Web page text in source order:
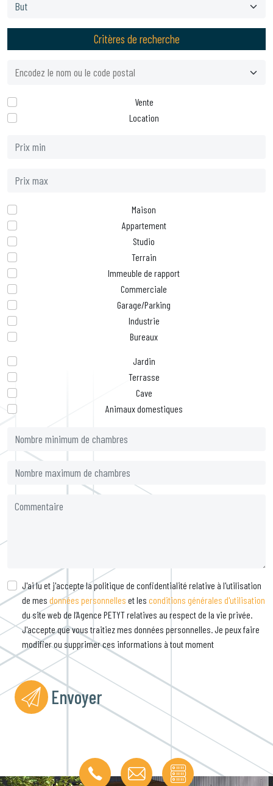
Critères de recherche
Vente
Location
Maison
Appartement
Studio
Terrain
Immeuble de rapport
Commerciale
Garage/Parking
Industrie
Bureaux
Jardin
Terrasse
Cave
Animaux domestiques
J'ai lu et j'accepte la politique de confidentialité relative à l'utilisation
de mes données personnelles et les conditions générales d'utilisation
du site web de l’Agence PETYT relatives au respect de la vie privée.
J'accepte que vous traitiez mes données personnelles. Je peux faire
modifier ou supprimer ces informations à tout moment
Envoyer